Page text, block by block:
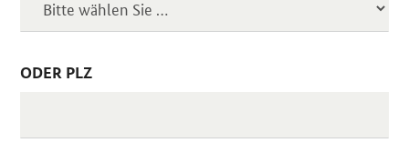
ODER PLZ